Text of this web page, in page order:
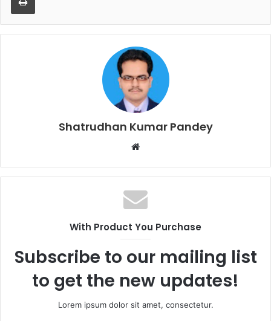
Shatrudhan Kumar Pandey
Website
With Product You Purchase
Subscribe to our mailing list
to get the new updates!
Lorem ipsum dolor sit amet, consectetur.